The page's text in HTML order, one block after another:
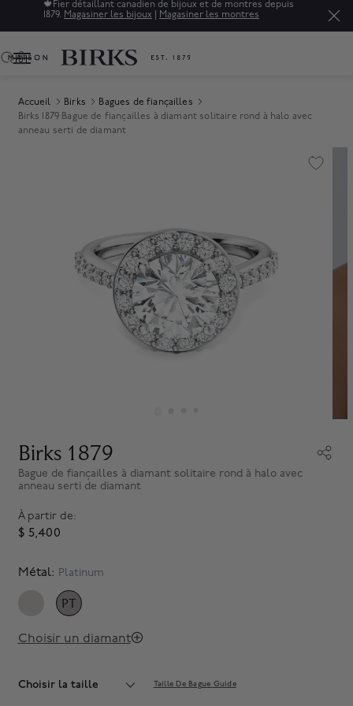
🍁 Fier détaillant canadien de bijoux et de montres depuis
1879. Magasiner les bijoux Magasiner les montres
0
Accueil Birks
Bagues de fiançailles
Birks 1879 Bague de fiançailles à diamant solitaire rond à halo avec
anneau serti de diamant
Birks 1879
Bague de fiançailles à diamant solitaire rond à halo avec
anneau serti de diamant
À partir de:
$ 5,400
Métal: Platinum
PTSELECTED
Choisir un diamant
Choisir la taille Taille De Bague Guide